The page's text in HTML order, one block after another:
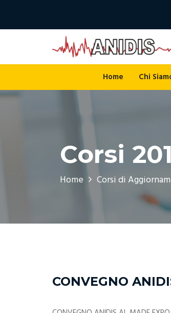
Home Chi
Corsi
Home Corsi di
CONVEGNO